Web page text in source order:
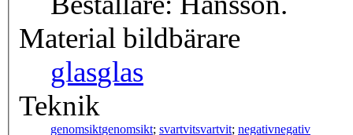
Material bildbärare
glasglas
Teknik
genomsiktgenomsikt; svartvitsvartvit; negativnegativ